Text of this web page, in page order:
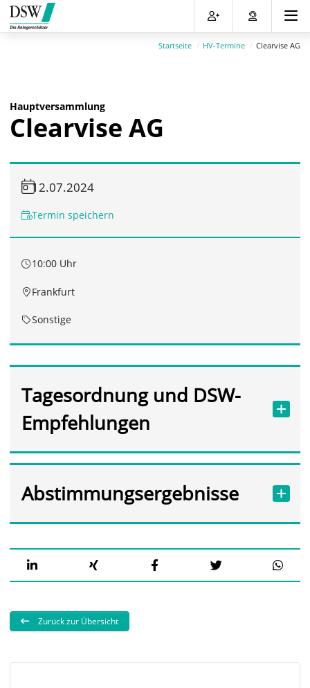
Direkt
zum
Inhalt
Direkt
zum
Hauptmenu
Direkt
zur
Suche
Direkt
zum
Footer
Startseite HV-Termine Clearvise AG
Hauptversammlung
Clearvise AG
12.07.2024
Termin speichern
10:00 Uhr
Frankfurt
Sonstige
Tagesordnung und DSW-
Empfehlungen
Abstimmungsergebnisse
Zurück zur Übersicht